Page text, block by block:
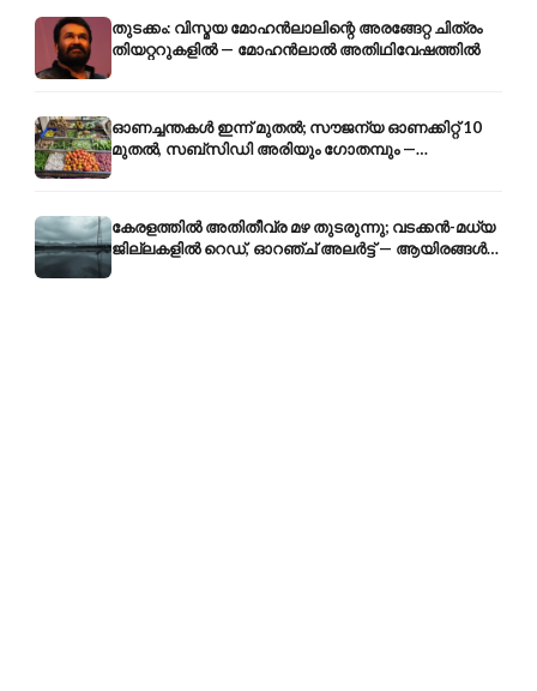
തുടക്കം: വിസ്മയ മോഹൻലാലിന്റെ അരങ്ങേറ്റ ചിത്രം
തിയറ്ററുകളിൽ — മോഹൻലാൽ അതിഥിവേഷത്തിൽ
ഓണച്ചന്തകൾ ഇന്ന് മുതൽ; സൗജന്യ ഓണക്കിറ്റ് 10
മുതൽ, സബ്സിഡി അരിയും ഗോതമ്പും —
വിലക്കയറ്റത്തിന് കടിഞ്ഞാൺ
കേരളത്തിൽ അതിതീവ്ര മഴ തുടരുന്നു; വടക്കൻ-മധ്യ
ജില്ലകളിൽ റെഡ്, ഓറഞ്ച് അലർട്ട് — ആയിരങ്ങൾ
ക്യാമ്പുകളിൽ